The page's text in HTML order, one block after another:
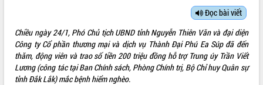
SỞ, BAN, NGÀNH
UBND CÁC XÃ, PHƯỜNG
THÔNG TIN CHỈ ĐẠO ĐIỀU HÀNH
Đọc bài viết
Chiều ngày 24/1, Phó Chủ tịch UBND tỉnh Nguyễn Thiên Văn và đại diện
Công ty Cổ phần thương mại và dịch vụ Thành Đại Phú Ea Súp đã đến
thăm, động viên và trao số tiền 200 triệu đồng hỗ trợ Trung úy Trần Viết
Lương (công tác tại Ban Chính sách, Phòng Chính trị, Bộ Chỉ huy Quân sự
tỉnh Đắk Lắk) mắc bệnh hiểm nghèo.